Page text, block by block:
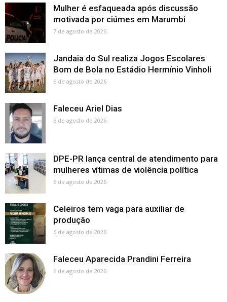
Mulher é esfaqueada após discussão
motivada por ciúmes em Marumbi
7 de agosto de 2026
Jandaia do Sul realiza Jogos Escolares
Bom de Bola no Estádio Hermínio Vinholi
6 de agosto de 2026
Faleceu Ariel Dias
6 de agosto de 2026
DPE-PR lança central de atendimento para
mulheres vítimas de violência política
6 de agosto de 2026
Celeiros tem vaga para auxiliar de
produção
6 de agosto de 2026
Faleceu Aparecida Prandini Ferreira
6 de agosto de 2026